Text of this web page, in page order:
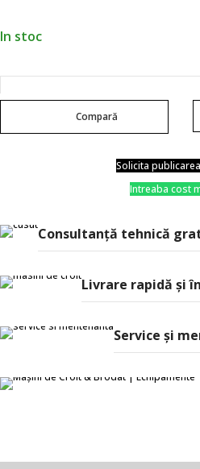
In stoc
Compară
Solicita publicarea
Intreaba cost
Consultanţă tehnică
Livrare rapidă şi
Service și